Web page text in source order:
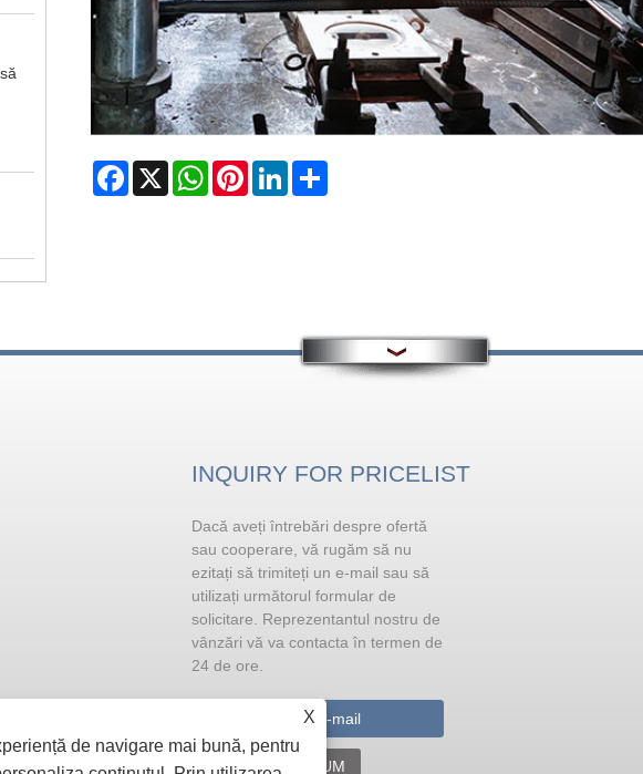
Facebook
X WhatsAppPinterestLinkedIn
X
de navigare mai bună, pentru
INQUIRY FOR PRICELIST
Dacă aveți întrebări despre ofertă
sau cooperare, vă rugăm să nu
ezitați să trimiteți un e-mail sau să
utilizați următorul formular de
solicitare. Reprezentantul nostru de
vânzări vă va contacta în termen de
24 de ore.
ÎNTREBARE ACUM
Probleme care necesită atenție
în tratarea metamorfică a
aluminiului lichid înainte de
turnare
pentru siliciul eutectic metamorfic.
fi adăugat sub formă de sare de sodiu sau metal pur (dar atunci
când este adăugat sub formă de metal pur